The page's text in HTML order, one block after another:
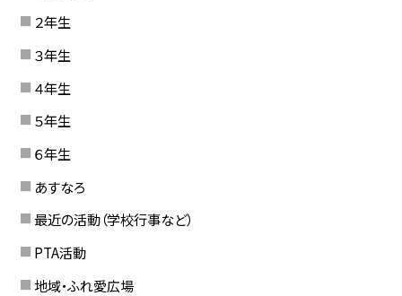
２年生
３年生
４年生
５年生
６年生
あすなろ
最近の活動（学校行事など）
PTA活動
地域・ふれ愛広場